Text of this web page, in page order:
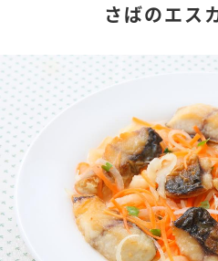
商品情報
商品カテゴリ
お酢ドリンク
新商品一覧
キャンペーン情報
ブランド・スペシャルサイト
ブランド・スペシャルサイト ト
さばのエス